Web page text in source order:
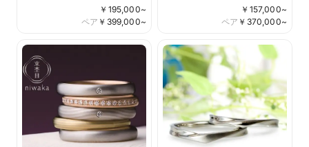
￥ 195,000~
￥ 399,000~
ペア
￥ 157,000~
￥ 370,000~
ペア